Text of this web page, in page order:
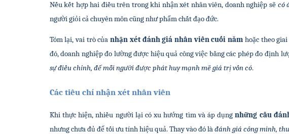
Nếu kết hợp hai điều trên trong khi nhận xét nhân viên, doanh nghiệp sẽ có
người giỏi cả chuyên môn cũng như phẩm chất đạo đức.
Tóm lại, vai trò của nhận xét đánh giá nhân viên cuối năm hoặc theo
đó, doanh nghiệp đo lường được hiệu quả công việc bằng các phép đo định
sự điều chỉnh, để mỗi người được phát huy mạnh mẽ giá trị vốn có.
Các tiêu chí nhận xét nhân viên
Khi thực hiện, nhiều người lại có xu hướng tìm và áp dụng những câu
nhưng chưa đủ để tối ưu tính hiệu quả. Thay vào đó là đánh giá công minh,